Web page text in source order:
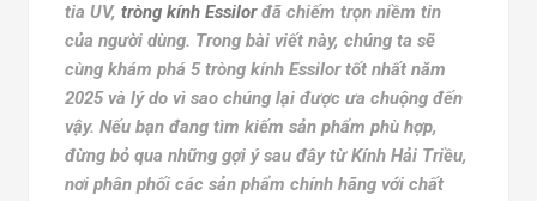
tia UV,tròng kính Essilorđã chiếm trọn niềm tin
của người dùng. Trong bài viết này, chúng ta sẽ
cùng khám phá 5 tròng kính Essilor tốt nhất năm
2025 và lý do vì sao chúng lại được ưa chuộng đến
vậy. Nếu bạn đang tìm kiếm sản phẩm phù hợp,
đừng bỏ qua những gợi ý sau đây từ Kính Hải Triều,
nơi phân phối các sản phẩm chính hãng với chất